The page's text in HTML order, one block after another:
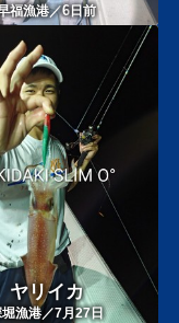
福漁港／6日前
ヤリイカ
漁港／7月27日